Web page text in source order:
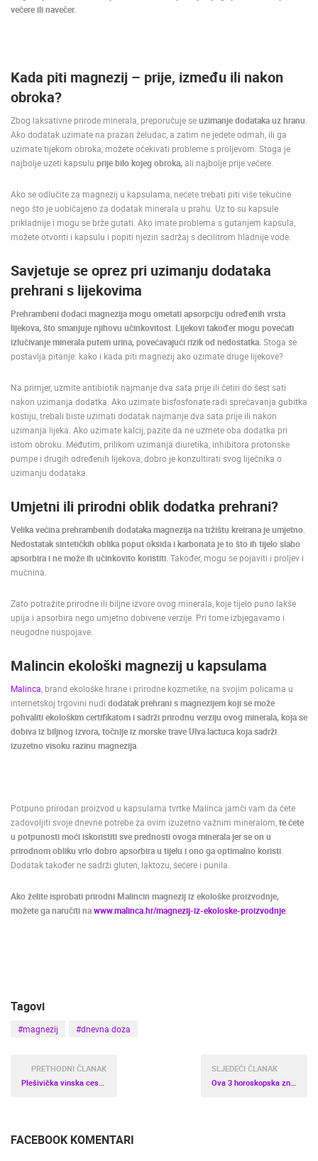
večere ili navečer.
Kada piti magnezij – prije, između ili nakon
obroka?
Zbog laksativne prirode minerala, preporučuje seuzimanje dodataka uz hranu
Ako dodatak uzimate na prazan želudac, a zatim ne jedete odmah, ili ga
uzimate tijekom obroka, možete očekivati probleme s proljevom. Stoga je
najbolje uzeti kapsulu prije bilo kojeg obroka,ali najbolje prije večere.
Ako se odlučite za magnezij u kapsulama, nećete trebati piti više tekućine
nego što je uobičajeno za dodatak minerala u prahu. Uz to su kapsule
prikladnije i mogu se brže gutati. Ako imate problema s gutanjem kapsula,
možete otvoriti i kapsulu i popiti njezin sadržaj s decilitrom hladnije vode.
Savjetuje se oprez pri uzimanju dodataka
prehrani s lijekovima
Prehrambeni dodaci magnezija mogu ometati apsorpciju određenih vrsta
lijekova, što smanjuje njihovu učinkovitost. Lijekovi također mogu povećati
izlučivanje minerala putem urina, povećavajući rizik od nedostatka. Stoga se
postavlja pitanje: kako i kada piti magnezij ako uzimate druge lijekove?
Na primjer, uzmite antibiotik najmanje dva sata prije ili četiri do šest sati
nakon uzimanja dodatka. Ako uzimate bisfosfonate radi sprečavanja gubitka
kostiju, trebali biste uzimati dodatak najmanje dva sata prije ili nakon
uzimanja lijeka. Ako uzimate kalcij, pazite da ne uzmete oba dodatka pri
istom obroku. Međutim, prilikom uzimanja diuretika, inhibitora protonske
pumpe i drugih određenih lijekova, dobro je konzultirati svog liječnika o
uzimanju dodataka.
Umjetni ili prirodni oblik dodatka prehrani?
Velika većina prehrambenih dodataka magnezija na tržištu kreirana je umjetno.
Nedostatak sintetičkih oblika poput oksida i karbonata je to što ih tijelo slabo
apsorbira i ne može ih učinkovito koristiti. Također, mogu se pojaviti i proljev i
mučnina.
Zato potražite prirodne ili biljne izvore ovog minerala, koje tijelo puno lakše
upija i apsorbira nego umjetno dobivene verzije. Pri tome izbjegavamo i
neugodne nuspojave.
Malincin ekološki magnezij u kapsulama
Malinca , brand ekološke hrane i prirodne kozmetike, na svojim policama u
internetskoj trgovini nudi dodatak prehrani s magnezijem koji se može
pohvaliti ekološkim certifikatom i sadrži prirodnu verziju ovog minerala, koja se
dobiva iz biljnog izvora, točnije iz morske trave Ulva lactuca koja sadrži
izuzetno visoku razinu magnezija
Potpuno prirodan proizvod u kapsulama tvrtke Malinca jamči vam da ćete
zadovoljiti svoje dnevne potrebe za ovim izuzetno važnim mineralom, te ćete
u potpunosti moći iskoristiti sve prednosti ovoga minerala jer se on u
prirodnom obliku vrlo dobro apsorbira u tijelu i ono ga optimalno koristi
Dodatak također ne sadrži gluten, laktozu, šećere i punila.
Ako želite isprobati prirodni Malincin magnezij iz ekološke proizvodnje,
možete ga naručiti nawww.malinca.hr/magnezij-iz-ekoloske-proizvodnje.
Tagovi
#magnezij #dnevna doza
PRETHODNI ČLANAK
SLJEDEĆI ČLANAK
FACEBOOK KOMENTARI